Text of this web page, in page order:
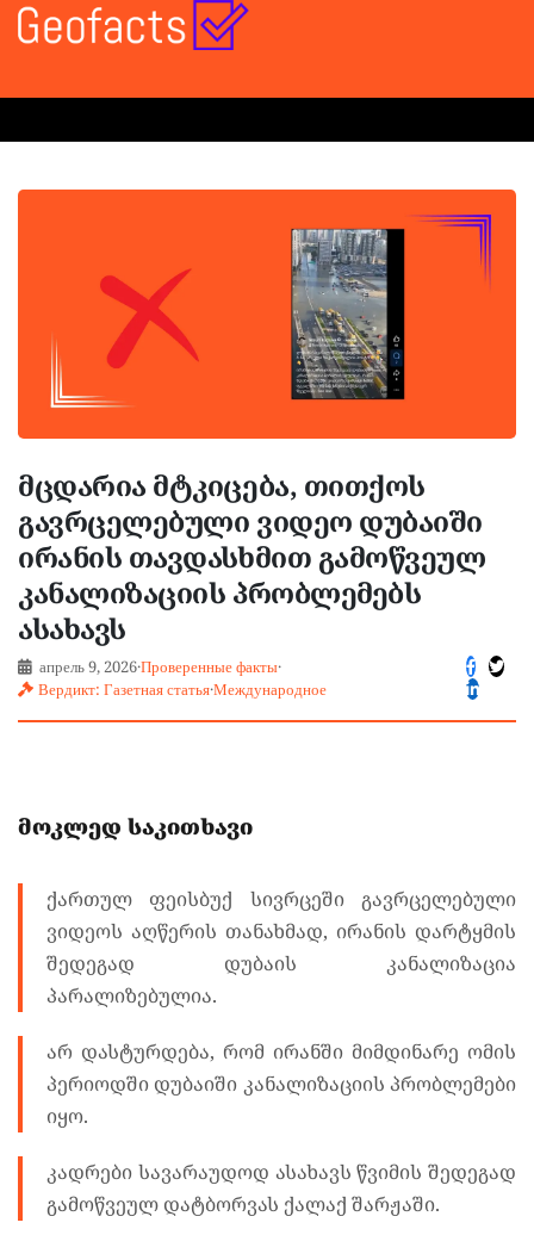
მცდარია მტკიცება, თითქოს
გავრცელებული ვიდეო დუბაიში
ირანის თავდასხმით გამოწვეულ
კანალიზაციის პრობლემებს
ასახავს
апрель 9, 2026·Проверенные факты·
Вердикт: Газетная статья·Международное
მოკლედ საკითხავი
ქართულ ფეისბუქ სივრცეში გავრცელებული
ვიდეოს აღწერის თანახმად, ირანის დარტყმის
შედეგად დუბაის კანალიზაცია
პარალიზებულია.
არ დასტურდება, რომ ირანში მიმდინარე ომის
პერიოდში დუბაიში კანალიზაციის პრობლემები
იყო.
კადრები სავარაუდოდ ასახავს წვიმის შედეგად
გამოწვეულ დატბორვას ქალაქ შარჟაში.